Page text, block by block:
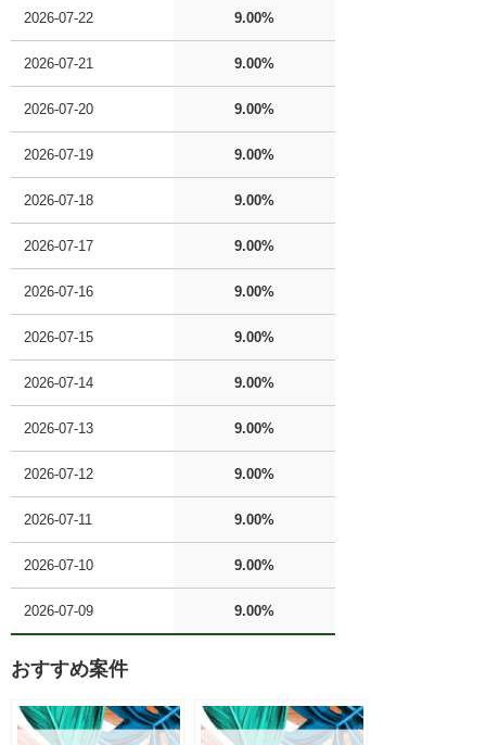
2026-07-22 9.00%
2026-07-21 9.00%
2026-07-20 9.00%
2026-07-19 9.00%
2026-07-18 9.00%
2026-07-17 9.00%
2026-07-16 9.00%
2026-07-15 9.00%
2026-07-14 9.00%
2026-07-13 9.00%
2026-07-12 9.00%
2026-07-11 9.00%
2026-07-10 9.00%
2026-07-09 9.00%
おすすめ案件